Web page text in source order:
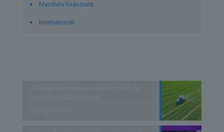
Marchés financiers
International